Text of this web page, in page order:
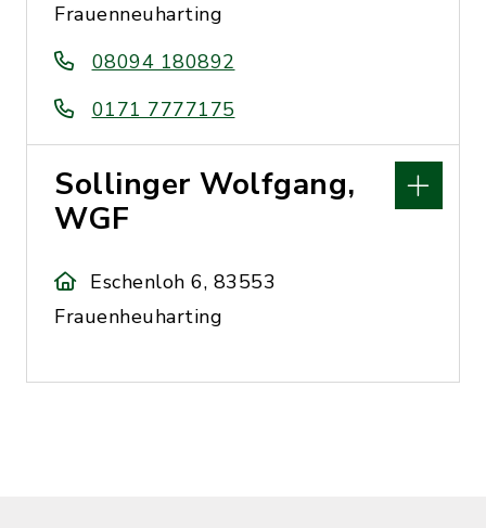
Frauenneuharting
08094 180892
0171 7777175
Sollinger Wolfgang,
WGF
Eschenloh 6, 83553
Frauenheuharting